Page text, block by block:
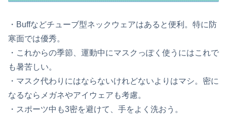
・Buffなどチューブ型ネックウェアはあると便利。特に防
寒面では優秀。
・これからの季節、運動中にマスクっぽく使うにはこれで
も暑苦しい。
・マスク代わりにはならないけれどないよりはマシ。密に
なるならメガネやアイウェアも考慮。
・スポーツ中も3密を避けて、手をよく洗おう。